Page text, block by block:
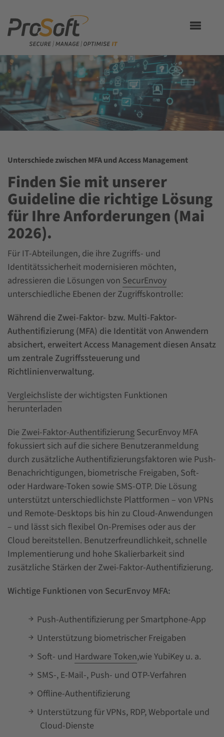
Toggle
Unterschiede zwischen MFA und Access Management
Finden Sie mit unserer
Guideline die richtige Lösung
für Ihre Anforderungen (Mai
2026).
Für IT-Abteilungen, die ihre Zugriffs- und
Identitätssicherheit modernisieren möchten,
adressieren die Lösungen von SecurEnvoy
unterschiedliche Ebenen der Zugriffskontrolle:
Während die Zwei-Faktor- bzw. Multi-Faktor-
Authentifizierung (MFA) die Identität von Anwendern
absichert, erweitert Access Management diesen Ansatz
um zentrale Zugriffssteuerung und
Richtlinienverwaltung.
Vergleichsliste der wichtigsten Funktionen
herunterladen
Die Zwei-Faktor-Authentifizierung SecurEnvoy MFA
fokussiert sich auf die sichere Benutzeranmeldung
durch zusätzliche Authentifizierungsfaktoren wie Push-
Benachrichtigungen, biometrische Freigaben, Soft-
oder Hardware-Token sowie SMS-OTP. Die Lösung
unterstützt unterschiedlichste Plattformen – von VPNs
und Remote-Desktops bis hin zu Cloud-Anwendungen
– und lässt sich flexibel On-Premises oder aus der
Cloud bereitstellen. Benutzerfreundlichkeit, schnelle
Implementierung und hohe Skalierbarkeit sind
zusätzliche Stärken der Zwei-Faktor-Authentifizierung.
Wichtige Funktionen von SecurEnvoy MFA:
Push-Authentifizierung per Smartphone-App
Unterstützung biometrischer Freigaben
Soft- und Hardware Token,wie YubiKey u. a.
SMS-, E-Mail-, Push- und OTP-Verfahren
Offline-Authentifizierung
Unterstützung für VPNs, RDP, Webportale und
Cloud-Dienste